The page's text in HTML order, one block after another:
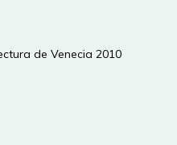
de Venecia 2010